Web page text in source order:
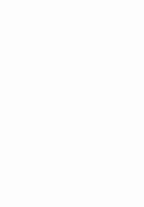
артисту